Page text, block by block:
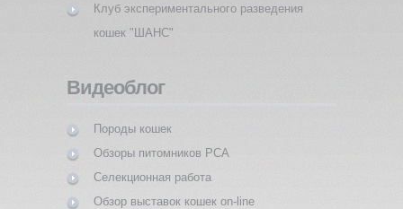
Клуб экспериментального разведения
кошек "ШАНС"
Видеоблог
Породы кошек
Обзоры питомников PCA
Селекционная работа
Обзор выставок кошек on-line